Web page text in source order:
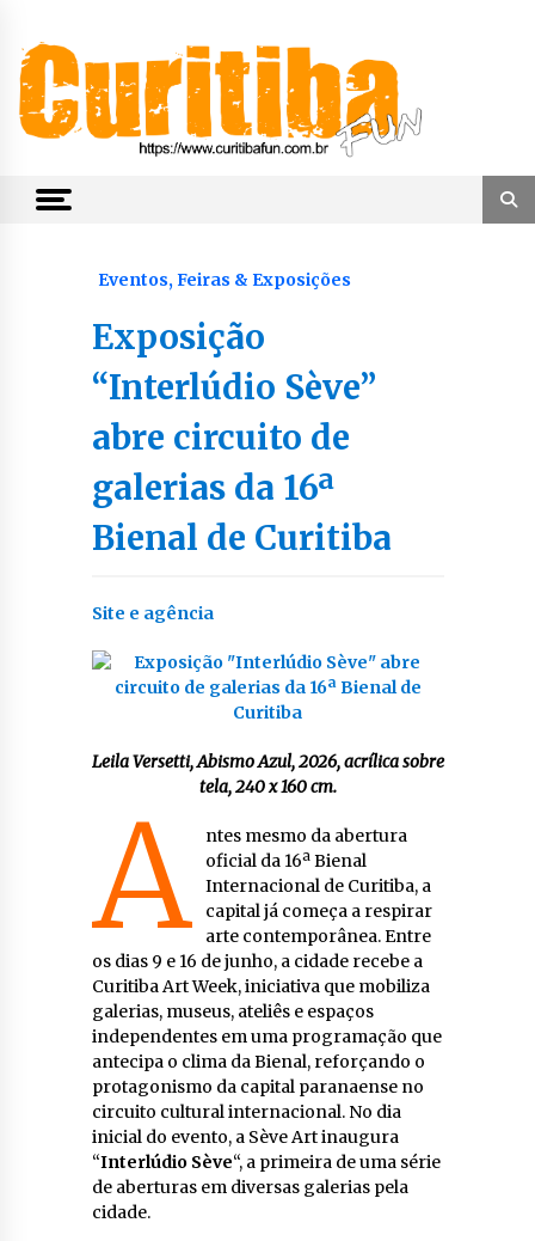
content
CuritibaFun
Eventos, Feiras & Exposições
Exposição
“Interlúdio Sève”
abre circuito de
galerias da 16ª
Bienal de Curitiba
Site e agência
Leila Versetti, Abismo Azul, 2026, acrílica sobre
tela, 240 x 160 cm.
A
ntes mesmo da abertura
oficial da 16ª Bienal
Internacional de Curitiba, a
capital já começa a respirar
arte contemporânea. Entre
os dias 9 e 16 de junho, a cidade recebe a
Curitiba Art Week, iniciativa que mobiliza
galerias, museus, ateliês e espaços
independentes em uma programação que
antecipa o clima da Bienal, reforçando o
protagonismo da capital paranaense no
circuito cultural internacional. No dia
inicial do evento, a Sève Art inaugura
“Interlúdio Sève“, a primeira de uma série
de aberturas em diversas galerias pela
cidade.